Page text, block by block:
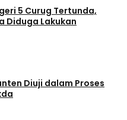
5 Curug Tertunda,
Diduga Lakukan
Diuji dalam Proses